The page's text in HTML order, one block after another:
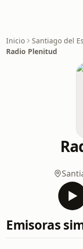
Inicio Santiago del
Radio Plenitud
Emisoras